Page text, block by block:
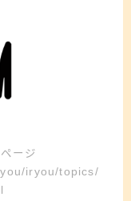
ージ
iryou/topics/